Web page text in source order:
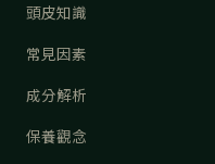
頭皮知識
常見因素
成分解析
保養觀念